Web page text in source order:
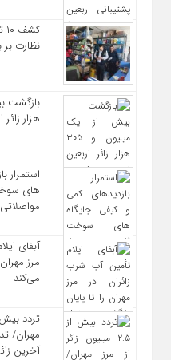
نظارت بر
هزار
استمرار
های
آبفای
مرز
می‌کند
مهران/
آخرین